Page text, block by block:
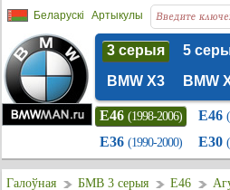
Беларускі Артыкулы
3 серыя 5
BMW X3
BMW
E46 (1998-2006) E46
E36 (1990-2000) E30
Галоўная БМВ 3 серыя E46